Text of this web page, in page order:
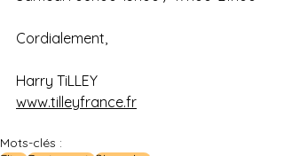
Cordialement,
Harry TiLLEY
www.tilleyfrance.fr
Mots-clés :